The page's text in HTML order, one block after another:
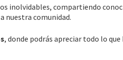
inolvidables, compartiendo
nuestra comunidad.
, donde podrás apreciar todo lo